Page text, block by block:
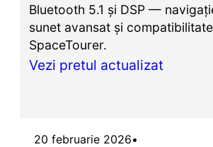
Bluetooth 5.1 și DSP —
sunet avansat și
SpaceTourer.
Vezi pretul actualizat
20 februarie 2026•